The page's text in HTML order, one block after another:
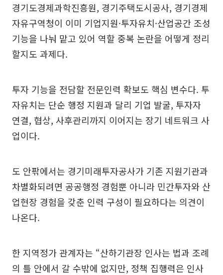
경기도경제과학진흥원, 경기주택도시공사, 경기경제
자유구역청이 이미 기업지원·투자유치·산업공간 조성
기능을 나눠 맡고 있어 역할 중복 논란을 어떻게 정리
할지도 과제다.
투자 기능을 전담할 전문인력 확보도 핵심 변수다. 투
자유치는 단순 행정 지원과 달리 기업 발굴, 투자자
연결, 협상, 사후관리까지 이어지는 장기 네트워크 사
업이다.
도 안팎에서는 경기미래투자공사가 기존 지원기관과
차별화되려면 공공행정 경험뿐 아니라 민간투자와 산
업현장 경험을 갖춘 인력 구성이 필요하다는 의견이
나온다.
한 지역정가 관계자는 “산하기관장 인사는 법과 조례
의 틀 안에서 갈 수밖에 없지만, 정책 집행력은 인사